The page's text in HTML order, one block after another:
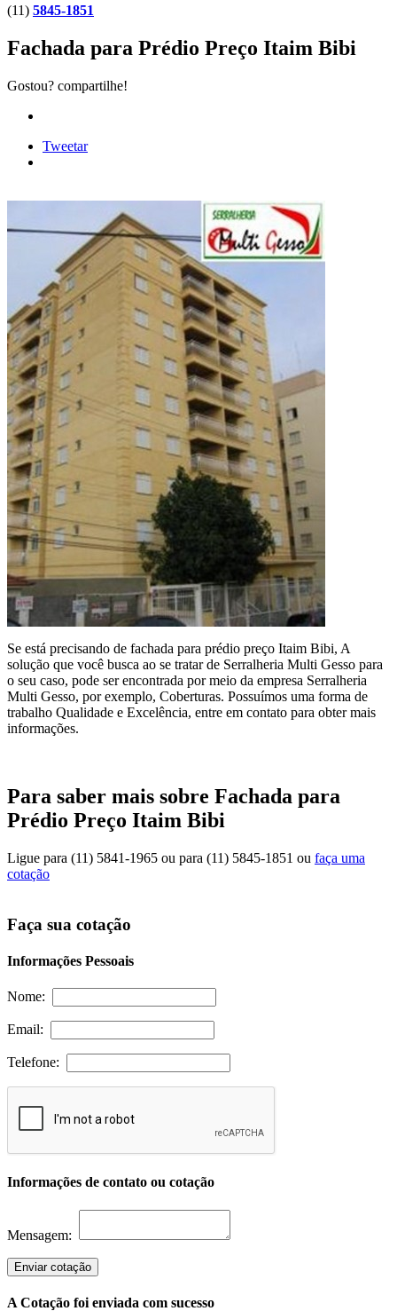
(11) 5845-1851
Fachada para Prédio Preço Itaim Bibi
Gostou? compartilhe!
Tweetar
Se está precisando de fachada para prédio preço Itaim Bibi, A
solução que você busca ao se tratar de Serralheria Multi Gesso para
o seu caso, pode ser encontrada por meio da empresa Serralheria
Multi Gesso, por exemplo, Coberturas. Possuímos uma forma de
trabalho Qualidade e Excelência, entre em contato para obter mais
informações.
Para saber mais sobre Fachada para
Prédio Preço Itaim Bibi
Ligue para (11) 5841-1965 ou para (11) 5845-1851 ou faça uma
cotação
Faça sua cotação
Informações Pessoais
Nome:
Email:
Telefone:
Informações de contato ou cotação
Mensagem:
Enviar cotação
A Cotação foi enviada com sucesso